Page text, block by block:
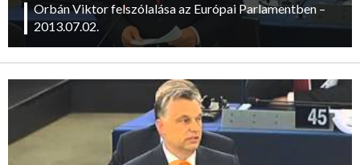
Orbán Viktor felszólalása az Európai Parlamentben –
2013.07.02.